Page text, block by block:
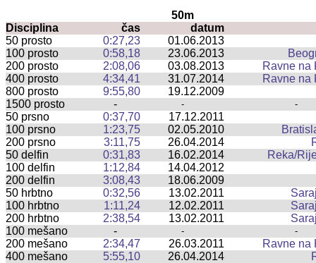
50m
Disciplina
čas
datum
50 prosto
0:27,23
01.06.2013
100 prosto
0:58,18 23.06.2013
200 prosto
2:08,06 03.08.2013
Ravne na
400 prosto
4:34,41 31.07.2014
Ravne na
800 prosto
9:55,80
19.12.2009
1500 prosto
- - -
50 prsno 0:37,70
17.12.2011
100 prsno
1:23,75 02.05.2010
200 prsno
3:11,75 26.04.2014
50 delfin
0:31,83 16.02.2014
Reka/
100 delfin
1:12,84
14.04.2012
200 delfin
3:08,43
18.06.2009
50 hrbtno
0:32,56 13.02.2011
100 hrbtno
1:11,24 12.02.2011
200 hrbtno
2:38,54 13.02.2011
100 mešano
- - -
200 mešano 2:34,47 26.03.2011
Ravne na
400 mešano
5:55,10 26.04.2014